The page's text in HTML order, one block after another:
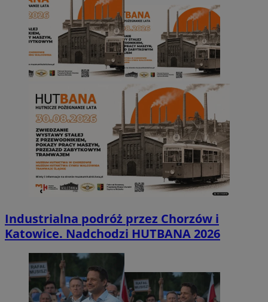
Industrialna podróż przez Chorzów i
Katowice. Nadchodzi HUTBANA 2026